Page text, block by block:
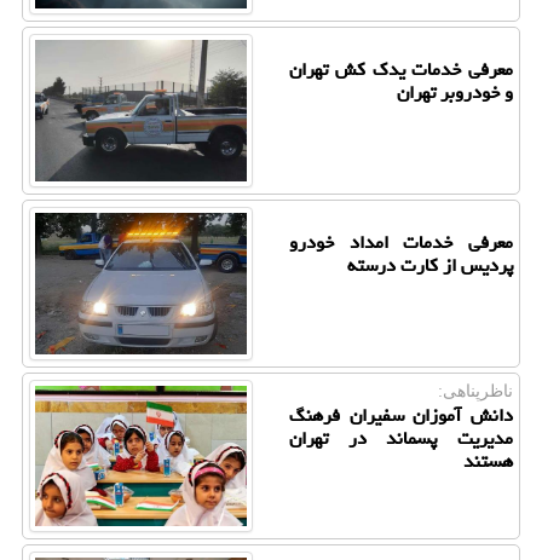
معرفی خدمات یدک کش تهران
و خودروبر تهران
معرفی خدمات امداد خودرو
پردیس از کارت درسته
ناظرپناهی:
دانش آموزان سفیران فرهنگ
مدیریت پسماند در تهران
هستند